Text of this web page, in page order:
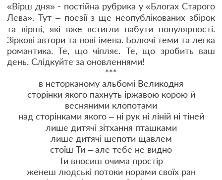
«Вірш дня» - постійна рубрика у «Блогах Старого
Лева». Тут – поезії з ще неопублікованих збірок
та вірші, які вже встигли набути популярності.
Зіркові автори та нові імена. Болючі теми та легка
романтика. Те, що чіпляє. Те, що зробить ваш
день. Слідкуйте за оновленнями!
***
в неторканому альбомі Великодня
сторінки якого пахнуть іржавою корою й
весняними клопотами
над сторінками якого – ні рук ні ліній ні тіней
лише дитячі зітхання пташками
лише дитячі шепоти щавлем
стоїш Ти – але тебе не видно
Ти вносиш очима простір
женеш людські потоки норами своїх ран